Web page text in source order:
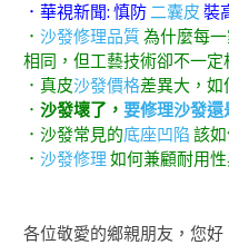
．華視新聞: 慎防 二囊皮 裝
． 沙發修理品質為什麼每
相同，但工藝技術卻不一定
．真皮沙發價格差異大，如
． 沙發壞了， 要修理沙發還
．沙發常見的底座凹陷 該
． 沙發修理 如何兼顧耐用
各位敬愛的鄉親朋友，您好